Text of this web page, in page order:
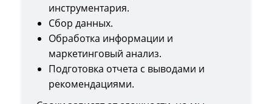
инструментария.
Сбор данных.
Обработка информации и
маркетинговый анализ.
Подготовка отчета с выводами и
рекомендациями.